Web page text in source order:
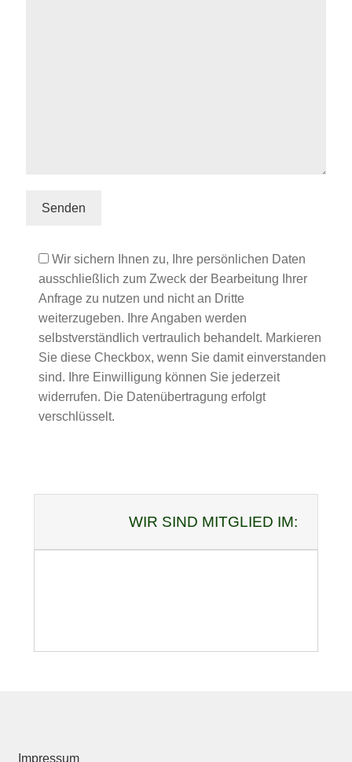
Wir sichern Ihnen zu, Ihre persönlichen Daten
ausschließlich zum Zweck der Bearbeitung Ihrer
Anfrage zu nutzen und nicht an Dritte
weiterzugeben. Ihre Angaben werden
selbstverständlich vertraulich behandelt. Markieren
Sie diese Checkbox, wenn Sie damit einverstanden
sind. Ihre Einwilligung können Sie jederzeit
widerrufen. Die Datenübertragung erfolgt
verschlüsselt.
WIR SIND MITGLIED IM:
Impressum